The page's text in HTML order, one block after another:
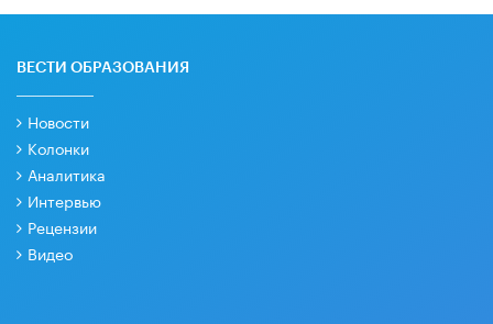
ВЕСТИ ОБРАЗОВАНИЯ
Новости
Колонки
Аналитика
Интервью
Рецензии
Видео